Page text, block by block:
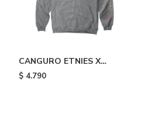
CANGURO ETNIES X
JOSLIN - Grey
$ 4.790